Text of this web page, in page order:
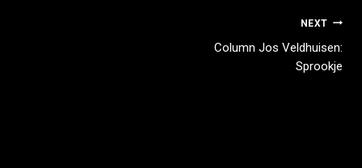
NEXT
Column Jos Veldhuisen:
Sprookje